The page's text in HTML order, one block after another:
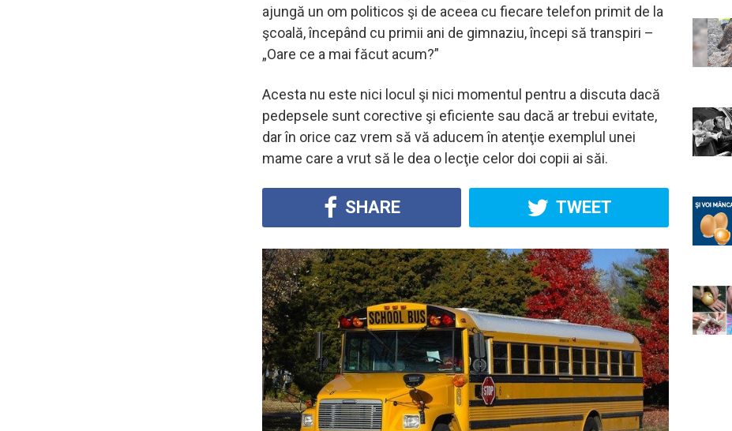
ajungă un om politicos şi de aceea cu fiecare telefon primit de la
şcoală, începând cu primii ani de gimnaziu, începi să transpiri –
„Oare ce a mai făcut acum?”
Acesta nu este nici locul şi nici momentul pentru a discuta dacă
pedepsele sunt corective şi eficiente sau dacă ar trebui evitate,
dar în orice caz vrem să vă aducem în atenţie exemplul unei
mame care a vrut să le dea o lecţie celor doi copii ai săi.
SHARE TWEET